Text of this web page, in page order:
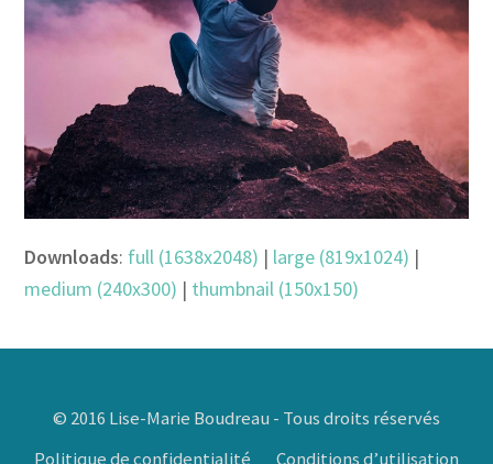
Downloads: full (1638x2048) | large (819x1024) |
medium (240x300) | thumbnail (150x150)
© 2016 Lise-Marie Boudreau - Tous droits réservés
Politique de confidentialité
Conditions d’utilisation